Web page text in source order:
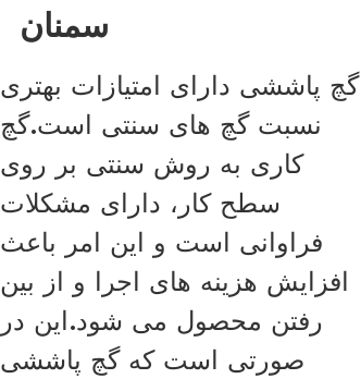
سمنان
گچ پاششی دارای امتیازات بهتری
نسبت گچ های سنتی است.گچ
کاری به روش سنتی بر روی
سطح کار، دارای مشکلات
فراوانی است و این امر باعث
افزایش هزینه های اجرا و از بین
رفتن محصول می شود.این در
صورتی است که گچ پاششی